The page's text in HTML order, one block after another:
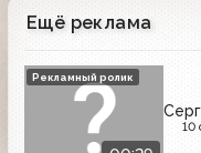
Ещё реклама
10
Рекламный ролик